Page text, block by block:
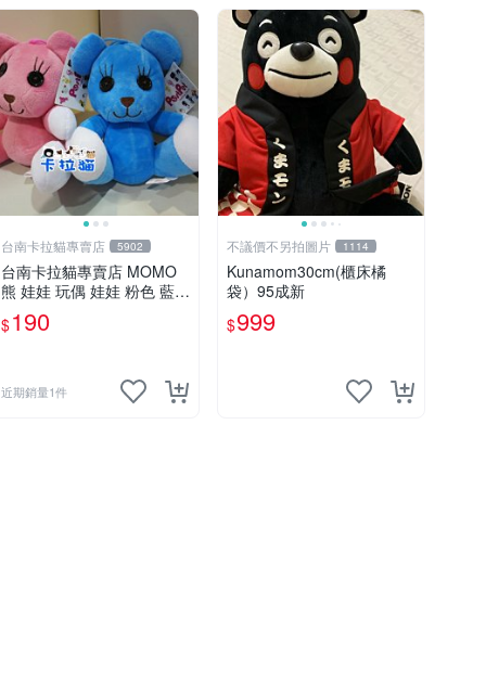
台南卡拉貓專賣店 5902
台南卡拉貓專賣店 MOMO
熊 娃娃 玩偶 娃娃 粉色 藍色
2色分售
$190
近期銷量1件
不議價不另拍圖片 1114
Kunamom30cm(櫃床橘
袋）95成新
$999